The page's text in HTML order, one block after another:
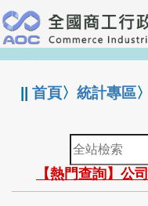
跳
到
主
要
:::
||首頁〉統計專區〉
全
站
檢
索
【熱門查詢】公